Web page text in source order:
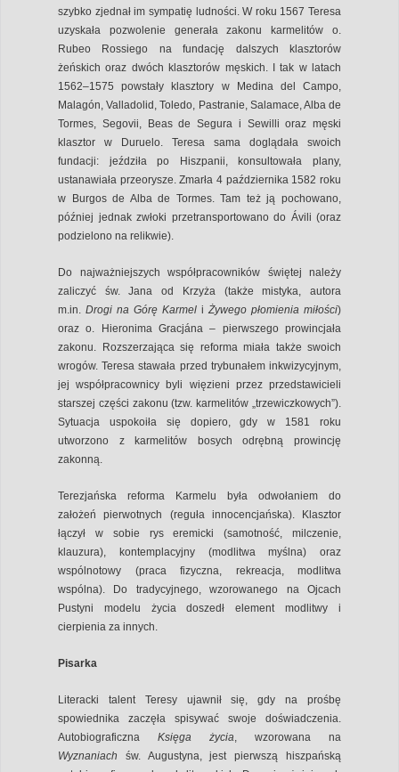
szybko zjednał im sympatię ludności. W roku 1567 Teresa
uzyskała pozwolenie generała zakonu karmelitów o.
Rubeo Rossiego na fundację dalszych klasztorów
żeńskich oraz dwóch klasztorów męskich. I tak w latach
1562–1575 powstały klasztory w Medina del Campo,
Malagón, Valladolid, Toledo, Pastranie, Salamace, Alba de
Tormes, Segovii, Beas de Segura i Sewilli oraz męski
klasztor w Duruelo. Teresa sama doglądała swoich
fundacji: jeździła po Hiszpanii, konsultowała plany,
ustanawiała przeorysze. Zmarła 4 października 1582 roku
w Burgos de Alba de Tormes. Tam też ją pochowano,
później jednak zwłoki przetransportowano do Ávili (oraz
podzielono na relikwie).
Do najważniejszych współpracowników świętej należy
zaliczyć św. Jana od Krzyża (także mistyka, autora
m.in.
Drogi na Górę Karmel i Żywego płomienia miłości)
oraz o. Hieronima Gracjána – pierwszego prowincjała
zakonu. Rozszerzająca się reforma miała także swoich
wrogów. Teresa stawała przed trybunałem inkwizycyjnym,
jej współpracownicy byli więzieni przez przedstawicieli
starszej części zakonu (tzw. karmelitów „trzewiczkowych”).
Sytuacja uspokoiła się dopiero, gdy w 1581 roku
utworzono z karmelitów bosych odrębną prowincję
zakonną.
Terezjańska reforma Karmelu była odwołaniem do
założeń pierwotnych (reguła innocencjańska). Klasztor
łączył w sobie rys eremicki (samotność, milczenie,
klauzura), kontemplacyjny (modlitwa myślna) oraz
wspólnotowy (praca fizyczna, rekreacja, modlitwa
wspólna). Do tradycyjnego, wzorowanego na Ojcach
Pustyni modelu życia doszedł element modlitwy i
cierpienia za innych.
Pisarka
Literacki talent Teresy ujawnił się, gdy na prośbę
spowiednika zaczęła spisywać swoje doświadczenia.
Autobiograficzna Księga życia , wzorowana na
Wyznaniach św. Augustyna, jest pierwszą hiszpańską